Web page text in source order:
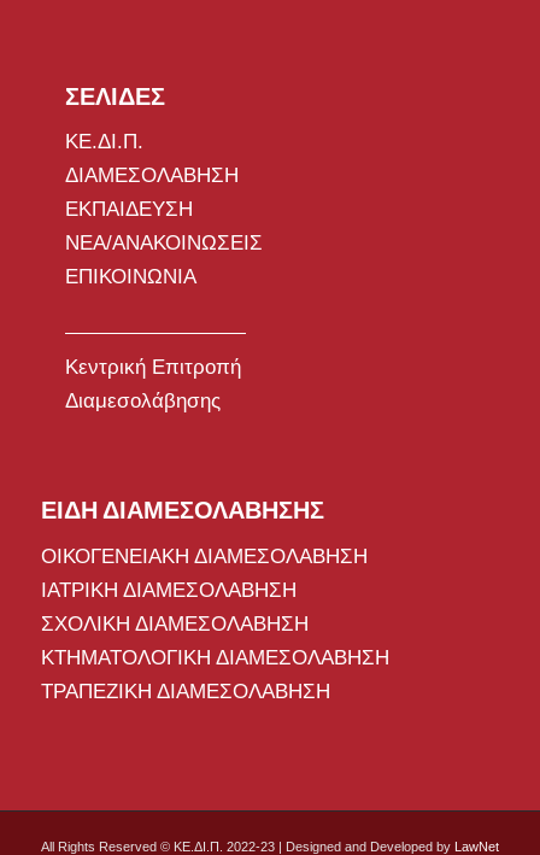
ΣΕΛΙΔΕΣ
ΚΕ.ΔΙ.Π.
ΔΙΑΜΕΣΟΛΑΒΗΣΗ
ΕΚΠΑΙΔΕΥΣΗ
ΝΕΑ/ΑΝΑΚΟΙΝΩΣΕΙΣ
ΕΠΙΚΟΙΝΩΝΙΑ
Κεντρική Επιτροπή
Διαμεσολάβησης
ΕΙΔΗ ΔΙΑΜΕΣΟΛΑΒΗΣΗΣ
ΟΙΚΟΓΕΝΕΙΑΚΗ ΔΙΑΜΕΣΟΛΑΒΗΣΗ
ΙΑΤΡΙΚΗ ΔΙΑΜΕΣΟΛΑΒΗΣΗ
ΣΧΟΛΙΚΗ ΔΙΑΜΕΣΟΛΑΒΗΣΗ
ΚΤΗΜΑΤΟΛΟΓΙΚΗ ΔΙΑΜΕΣΟΛΑΒΗΣΗ
ΤΡΑΠΕΖΙΚΗ ΔΙΑΜΕΣΟΛΑΒΗΣΗ
All Rights Reserved © ΚΕ.ΔΙ.Π. 2022-23 | Designed and Developed by LawNet